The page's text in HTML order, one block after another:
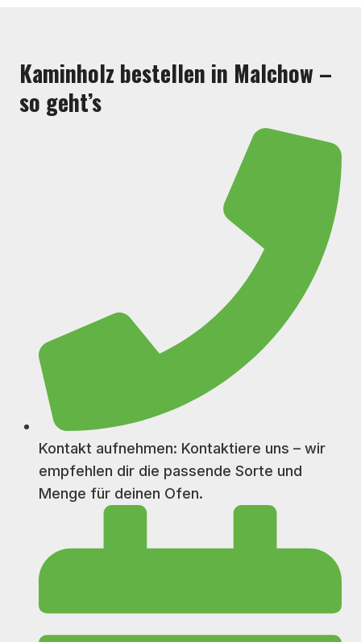
Kaminholz bestellen in Malchow –
so geht’s
Kontakt aufnehmen: Kontaktiere uns – wir
empfehlen dir die passende Sorte und
Menge für deinen Ofen.